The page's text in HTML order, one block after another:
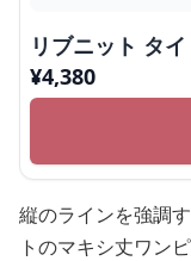
リブニット タ
¥4,380
縦のラインを強調
トのマキシ丈ワン